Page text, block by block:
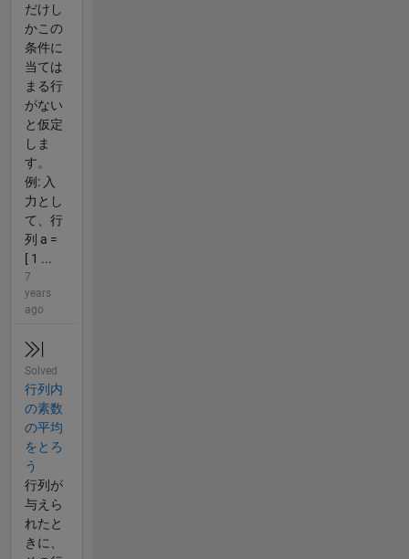
だけし
かこの
条件に
当ては
まる行
がない
と仮定
しま
す。
例: 入
力とし
て、行
列 a =
[ 1 ...
7
years
ago
Solved
行列内
の素数
の平均
をとろ
う
行列が
与えら
れたと
きに、